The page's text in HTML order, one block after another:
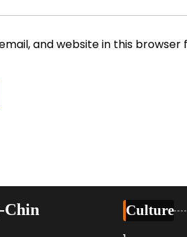
and website in this
Chin Culture